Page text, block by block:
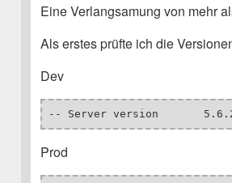
Eine Verlangsamung von mehr
Als erstes prüfte ich die
Dev
--
Prod